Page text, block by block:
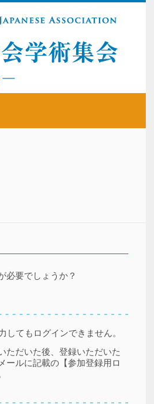
必要でしょうか？
してもログインできません。
ただいた後、登録いただいた
ールに記載の【参加登録用ロ